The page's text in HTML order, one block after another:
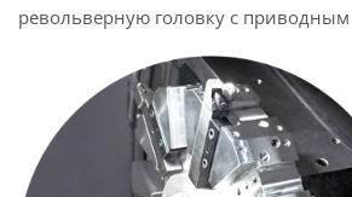
револьверную головку с